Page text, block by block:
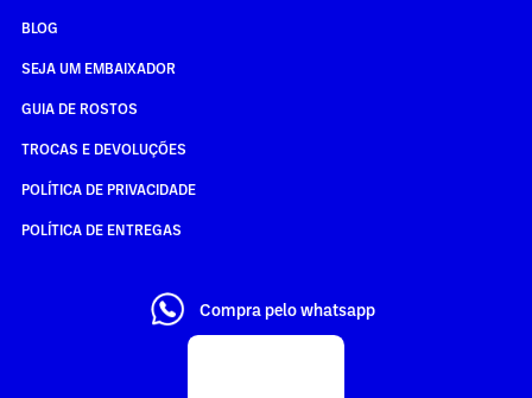
BLOG
SEJA UM EMBAIXADOR
GUIA DE ROSTOS
TROCAS E DEVOLUÇÕES
POLÍTICA DE PRIVACIDADE
POLÍTICA DE ENTREGAS
Compra pelo whatsapp